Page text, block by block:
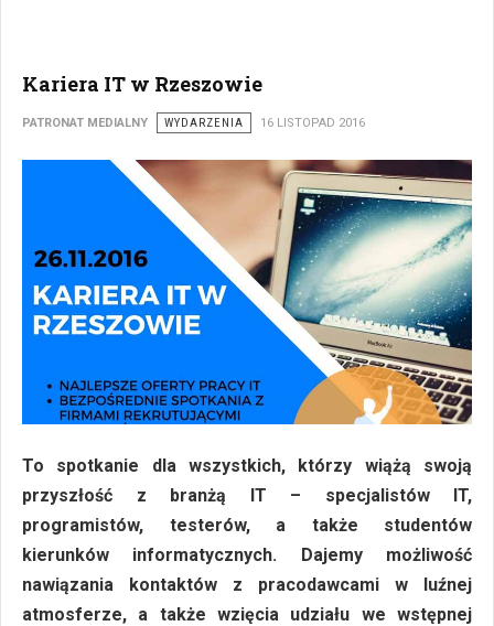
Kariera IT w Rzeszowie
PATRONAT MEDIALNY WYDARZENIA 16 LISTOPAD 2016
To spotkanie dla wszystkich, którzy wiążą swoją
przyszłość z branżą IT – specjalistów IT,
programistów, testerów, a także studentów
kierunków informatycznych. Dajemy możliwość
nawiązania kontaktów z pracodawcami w luźnej
atmosferze, a także wzięcia udziału we wstępnej